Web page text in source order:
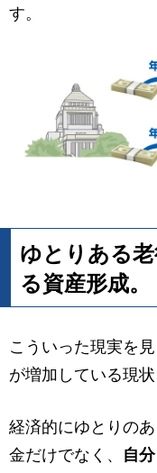
す。
ゆとりある
る資産形成。
こういった現実を
が増加している現
経済的にゆとりの
金だけでなく、 自